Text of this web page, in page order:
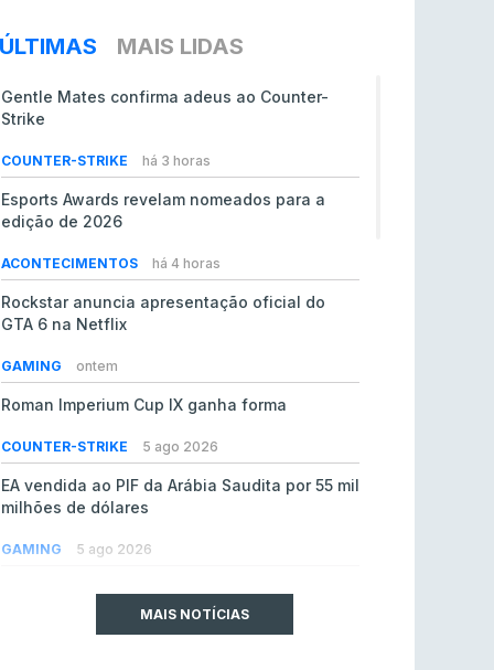
ÚLTIMAS MAIS LIDAS
Gentle Mates confirma adeus ao Counter-
Strike
COUNTER-STRIKE há 3 horas
Esports Awards revelam nomeados para a
edição de 2026
ACONTECIMENTOS há 4 horas
Rockstar anuncia apresentação oficial do
GTA 6 na Netflix
GAMING ontem
Roman Imperium Cup IX ganha forma
COUNTER-STRIKE 5 ago 2026
EA vendida ao PIF da Arábia Saudita por 55 mil
milhões de dólares
GAMING 5 ago 2026
MAIS NOTÍCIAS